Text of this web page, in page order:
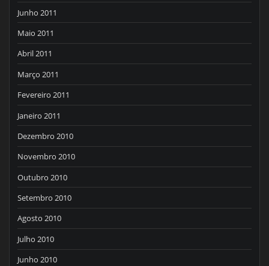
Junho 2011
Maio 2011
Abril 2011
Março 2011
Fevereiro 2011
Janeiro 2011
Dezembro 2010
Novembro 2010
Outubro 2010
Setembro 2010
Agosto 2010
Julho 2010
Junho 2010